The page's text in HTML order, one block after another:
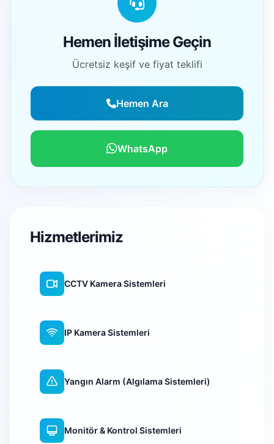
Hemen İletişime Geçin
Ücretsiz keşif ve fiyat teklifi
Hemen Ara
WhatsApp
Hizmetlerimiz
CCTV Kamera Sistemleri
IP Kamera Sistemleri
Yangın Alarm (Algılama Sistemleri)
Monitör & Kontrol Sistemleri